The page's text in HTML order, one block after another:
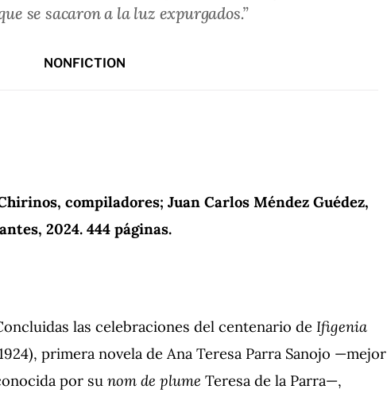
se sacaron a la luz expurgados.”
NONFICTION
compiladores; Juan Carlos Méndez Guédez,
2024. 444 páginas.
las celebraciones del centenario de Ifigenia
primera novela de Ana Teresa Parra Sanojo —mejor
por su nom de plume Teresa de la Parra—,